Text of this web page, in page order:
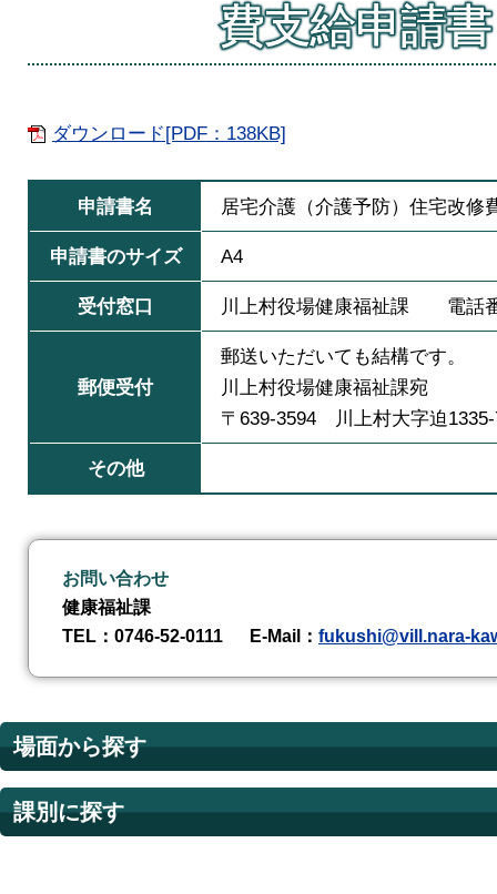
費支給申請書
ダウンロード[PDF：138KB]
申請書名 居宅介護（介護予防）住宅改修
申請書のサイズ A4
受付窓口 川上村役場健康福祉課 電話
郵便受付
郵送いただいても結構です。
川上村役場健康福祉課宛
〒639-3594 川上村大字迫
その他
お問い合わせ
健康福祉課
TEL ：0746-52-0111 E-Mail ： fukushi@vill.nara-
場面から探す
課別に探す